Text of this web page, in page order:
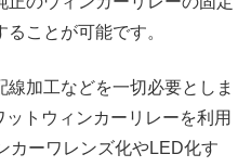
ことが可能です。
加工などを一切必要としま
トウィンカーリレーを利用
カーワレンズ化やLED化す